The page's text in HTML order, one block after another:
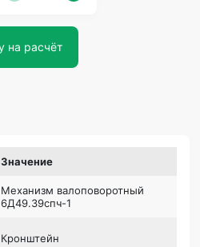
Добавить в заявку на расчёт
Значение
Механизм валоповоротный
6Д49.39спч-1
Кронштейн